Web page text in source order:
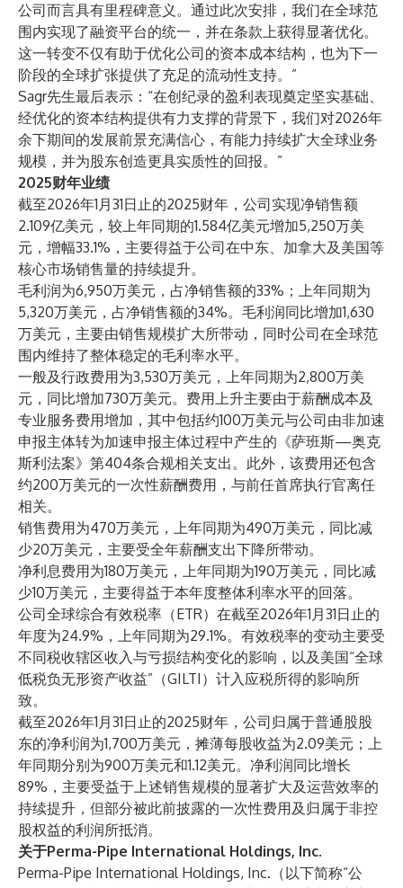
公司而言具有里程碑意义。通过此次安排，我们在全球范
围内实现了融资平台的统一，并在条款上获得显著优化。
这一转变不仅有助于优化公司的资本成本结构，也为下一
阶段的全球扩张提供了充足的流动性支持。”
Sagr先生最后表示：“在创纪录的盈利表现奠定坚实基础、
经优化的资本结构提供有力支撑的背景下，我们对2026年
余下期间的发展前景充满信心，有能力持续扩大全球业务
规模，并为股东创造更具实质性的回报。”
2025财年业绩
截至2026年1月31日止的2025财年，公司实现净销售额
2.109亿美元，较上年同期的1.584亿美元增加5,250万美
元，增幅33.1%，主要得益于公司在中东、加拿大及美国等
核心市场销售量的持续提升。
毛利润为6,950万美元，占净销售额的33%；上年同期为
5,320万美元，占净销售额的34%。毛利润同比增加1,630
万美元，主要由销售规模扩大所带动，同时公司在全球范
围内维持了整体稳定的毛利率水平。
一般及行政费用为3,530万美元，上年同期为2,800万美
元，同比增加730万美元。费用上升主要由于薪酬成本及
专业服务费用增加，其中包括约100万美元与公司由非加速
申报主体转为加速申报主体过程中产生的《萨班斯—奥克
斯利法案》第404条合规相关支出。此外，该费用还包含
约200万美元的一次性薪酬费用，与前任首席执行官离任
相关。
销售费用为470万美元，上年同期为490万美元，同比减
少20万美元，主要受全年薪酬支出下降所带动。
净利息费用为180万美元，上年同期为190万美元，同比减
少10万美元，主要得益于本年度整体利率水平的回落。
公司全球综合有效税率（ETR）在截至2026年1月31日止的
年度为24.9%，上年同期为29.1%。有效税率的变动主要受
不同税收辖区收入与亏损结构变化的影响，以及美国“全球
低税负无形资产收益”（GILTI）计入应税所得的影响所
致。
截至2026年1月31日止的2025财年，公司归属于普通股股
东的净利润为1,700万美元，摊薄每股收益为2.09美元；上
年同期分别为900万美元和1.12美元。净利润同比增长
89%，主要受益于上述销售规模的显著扩大及运营效率的
持续提升，但部分被此前披露的一次性费用及归属于非控
股权益的利润所抵消。
关于Perma-Pipe International Holdings, Inc.
Perma-Pipe International Holdings, Inc.（以下简称“公